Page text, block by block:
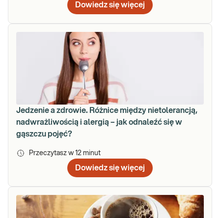
Dowiedz się więcej
Jedzenie a zdrowie. Różnice między nietolerancją,
nadwrażliwością i alergią – jak odnaleźć się w
gąszczu pojęć?
Przeczytasz w 12 minut
Dowiedz się więcej